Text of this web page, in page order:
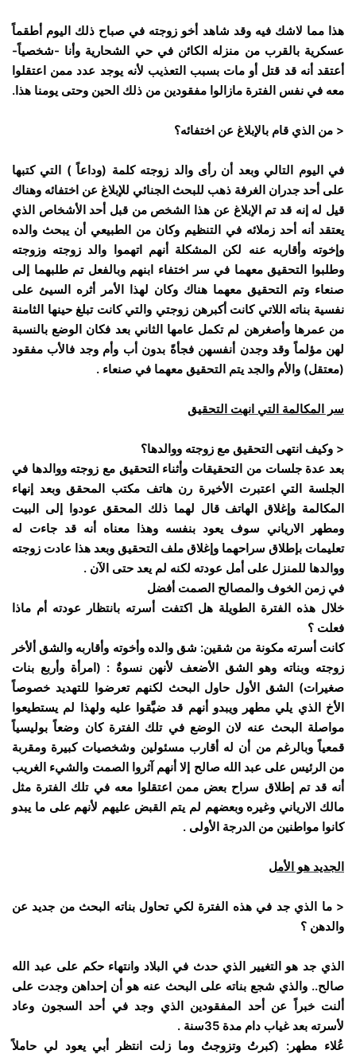
هذا مما لاشك فيه وقد شاهد أخو زوجته في صباح ذلك اليوم أطقماً
عسكرية بالقرب من منزله الكائن في حي الشحارية وأنا -شخصياً-
أعتقد أنه قد قتل أو مات بسبب التعذيب لأنه يوجد عدد ممن اعتقلوا
معه في نفس الفترة مازالوا مفقودين من ذلك الحين وحتى يومنا هذا.
< من الذي قام بالإبلاغ عن اختفائه؟
في اليوم التالي وبعد أن رأى والد زوجته كلمة (وداعاً ) التي كتبها
على أحد جدران الغرفة ذهب للبحث الجنائي للإبلاغ عن اختفائه وهناك
قيل له إنه قد تم الإبلاغ عن هذا الشخص من قبل أحد الأشخاص الذي
يعتقد أنه أحد زملائه في التنظيم وكان من الطبيعي أن يبحث والده
وإخوته وأقاربه عنه لكن المشكلة أنهم اتهموا والد زوجته وزوجته
وطلبوا التحقيق معهما في سر اختفاء ابنهم وبالفعل تم طلبهما إلى
صنعاء وتم التحقيق معهما هناك وكان لهذا الأمر أثره السيئ على
نفسية بناته اللاتي كانت أكبرهن زوجتي والتي كانت تبلغ حينها الثامنة
من عمرها وأصغرهن لم تكمل عامها الثاني بعد فكان الوضع بالنسبة
لهن مؤلماً وقد وجدن أنفسهن فجأةً بدون أب وأم وجد فالأب مفقود
(معتقل) والأم والجد يتم التحقيق معهما في صنعاء .
سر المكالمة التي انهت التحقيق
< وكيف انتهى التحقيق مع زوجته ووالدها؟
بعد عدة جلسات من التحقيقات وأثناء التحقيق مع زوجته ووالدها في
الجلسة التي اعتبرت الأخيرة رن هاتف مكتب المحقق وبعد إنهاء
المكالمة وإغلاق الهاتف قال لهما ذلك المحقق عودوا إلى البيت
ومطهر الارياني سوف يعود بنفسه وهذا معناه أنه قد جاءت له
تعليمات بإطلاق سراحهما وإغلاق ملف التحقيق وبعد هذا عادت زوجته
ووالدها للمنزل على أمل عودته لكنه لم يعد حتى الآن .
في زمن الخوف والمصالح الصمت أفضل
خلال هذه الفترة الطويلة هل اكتفت أسرته بانتظار عودته أم ماذا
فعلت ؟
كانت أسرته مكونة من شقين: شق والده وأخوته وأقاربه والشق ألأخر
زوجته وبناته وهو الشق الأضعف لأنهن نسوةٌ : (امرأة وأربع بنات
صغيرات) الشق الأول حاول البحث لكنهم تعرضوا للتهديد خصوصاً
الأخ الذي يلي مطهر ويبدو أنهم قد ضيَّقوا عليه ولهذا لم يستطيعوا
مواصلة البحث عنه لان الوضع في تلك الفترة كان وضعاً بوليسياً
قمعياً وبالرغم من أن له أقارب مسئولين وشخصيات كبيرة ومقربة
من الرئيس على عبد الله صالح إلا أنهم آثروا الصمت والشيء الغريب
أنه قد تم إطلاق سراح بعض ممن اعتقلوا معه في تلك الفترة مثل
مالك الارياني وغيره وبعضهم لم يتم القبض عليهم لأنهم على ما يبدو
كانوا مواطنين من الدرجة الأولى .
الجديد هو الأمل
< ما الذي جد في هذه الفترة لكي تحاول بناته البحث من جديد عن
والدهن ؟
الذي جد هو التغيير الذي حدث في البلاد وانتهاء حكم على عبد الله
صالح.. والذي شجع بناته على البحث عنه هو أن إحداهن وجدت على
ألنت خبراً عن أحد المفقودين الذي وجد في أحد السجون وعاد
لأسرته بعد غياب دام مدة 35سنة .
عُلاء مطهر: (كبرتُ وتزوجتُ وما زلت انتظر أبي يعود لي حاملاً